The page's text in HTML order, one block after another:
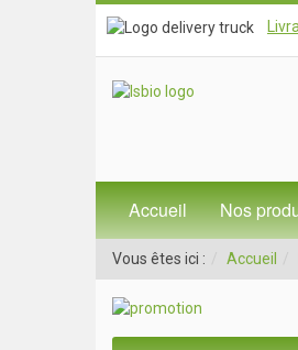
Accueil Nos
Vous êtes ici : Accueil